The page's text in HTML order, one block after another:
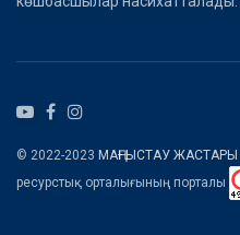
© 2022-2023 МАҢҒЫСТАУ ЖАСТАРЫ
ресурстық орталығының порталы